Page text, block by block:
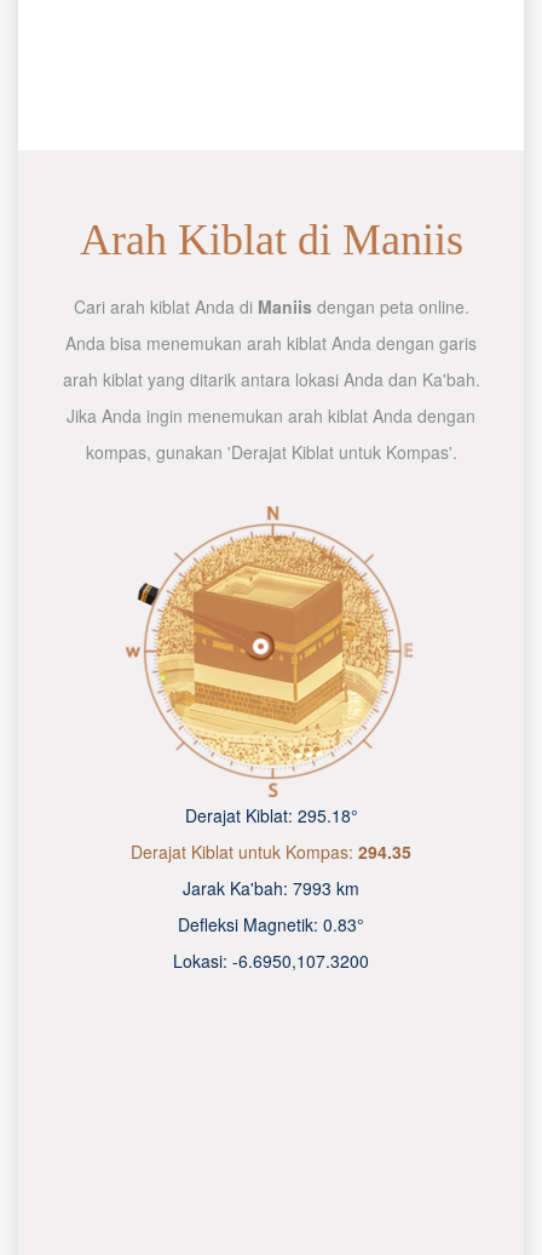
Arah Kiblat di Maniis
Cari arah kiblat Anda di Maniis dengan peta online.
Anda bisa menemukan arah kiblat Anda dengan garis
arah kiblat yang ditarik antara lokasi Anda dan Ka'bah.
Jika Anda ingin menemukan arah kiblat Anda dengan
kompas, gunakan 'Derajat Kiblat untuk Kompas'.
Derajat Kiblat: 295.18°
Derajat Kiblat untuk Kompas: 294.35
Jarak Ka'bah: 7993 km
Defleksi Magnetik: 0.83°
Lokasi: -6.6950,107.3200